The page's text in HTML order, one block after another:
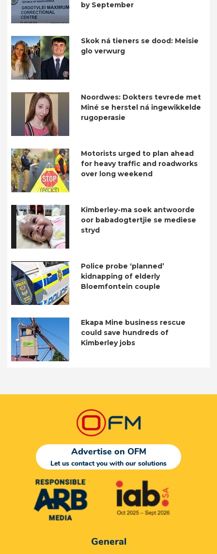
by September
Skok ná tieners se dood: Meisie
glo verwurg
Noordwes: Dokters tevrede met
Miné se herstel ná ingewikkelde
rugoperasie
Motorists urged to plan ahead
for heavy traffic and roadworks
over long weekend
Kimberley-ma soek antwoorde
oor babadogtertjie se mediese
stryd
Police probe ‘planned’
kidnapping of elderly
Bloemfontein couple
Ekapa Mine business rescue
could save hundreds of
Kimberley jobs
Advertise on OFM
Let us contact you with our solutions
General